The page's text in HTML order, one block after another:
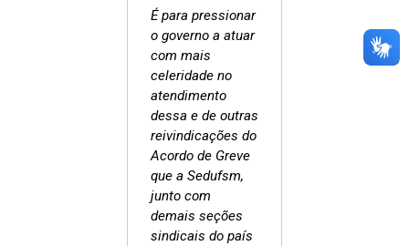
É para pressionar
o governo a atuar
com mais
celeridade no
atendimento
dessa e de outras
reivindicações do
Acordo de Greve
que a Sedufsm,
junto com
demais seções
sindicais do país